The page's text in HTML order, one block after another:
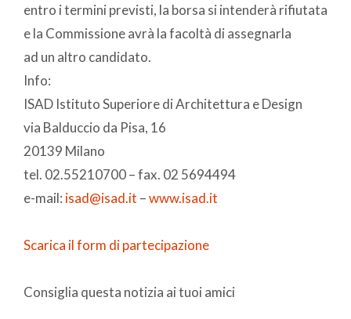
entro i termini previsti, la borsa si intenderà rifiutata
e la Commissione avrà la facoltà di assegnarla
ad un altro candidato.
Info:
ISAD Istituto Superiore di Architettura e Design
via Balduccio da Pisa, 16
20139 Milano
tel. 02.55210700 – fax. 02 5694494
e-mail: isad@isad.it –www.isad.it
Scarica il form di partecipazione
Consiglia questa notizia ai tuoi amici